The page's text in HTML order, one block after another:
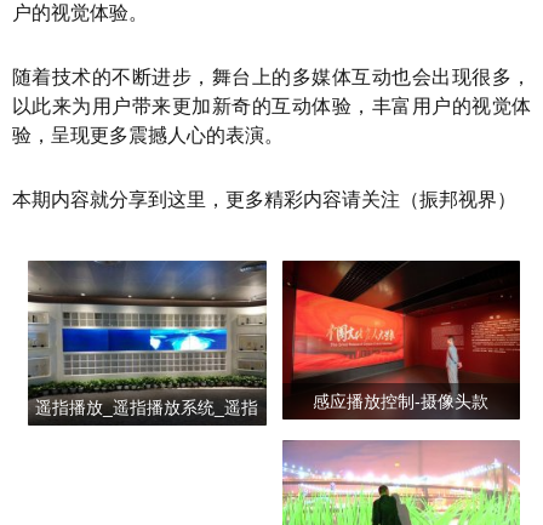
户的视觉体验。
随着技术的不断进步，舞台上的多媒体互动也会出现很多，
以此来为用户带来更加新奇的互动体验，丰富用户的视觉体
验，呈现更多震撼人心的表演。
本期内容就分享到这里，更多精彩内容请关注（振邦视界）
遥指播放_遥指播放系统_遥指
感应播放控制-摄像头款